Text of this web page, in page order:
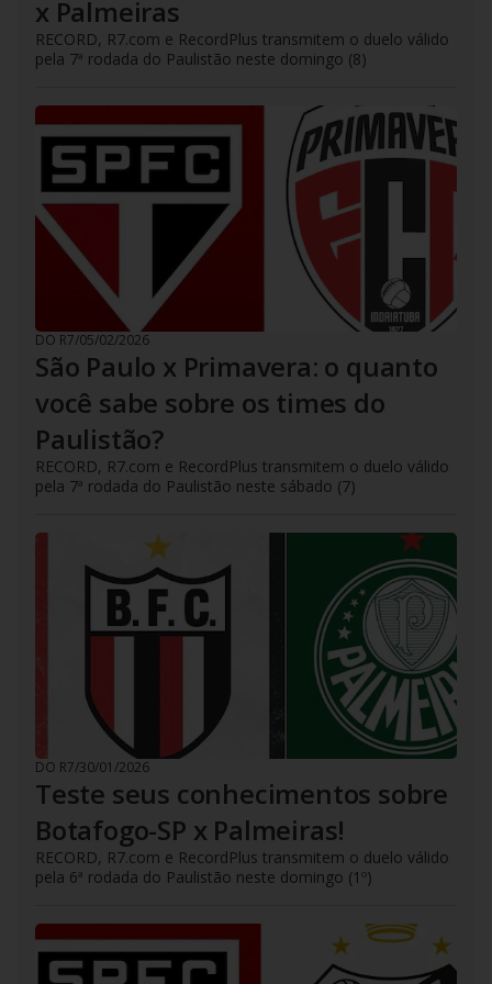
x Palmeiras
RECORD, R7.com e RecordPlus transmitem o duelo válido
pela 7ª rodada do Paulistão neste domingo (8)
DO R7/05/02/2026
São Paulo x Primavera: o quanto
você sabe sobre os times do
Paulistão?
RECORD, R7.com e RecordPlus transmitem o duelo válido
pela 7ª rodada do Paulistão neste sábado (7)
DO R7/30/01/2026
Teste seus conhecimentos sobre
Botafogo-SP x Palmeiras!
RECORD, R7.com e RecordPlus transmitem o duelo válido
pela 6ª rodada do Paulistão neste domingo (1º)